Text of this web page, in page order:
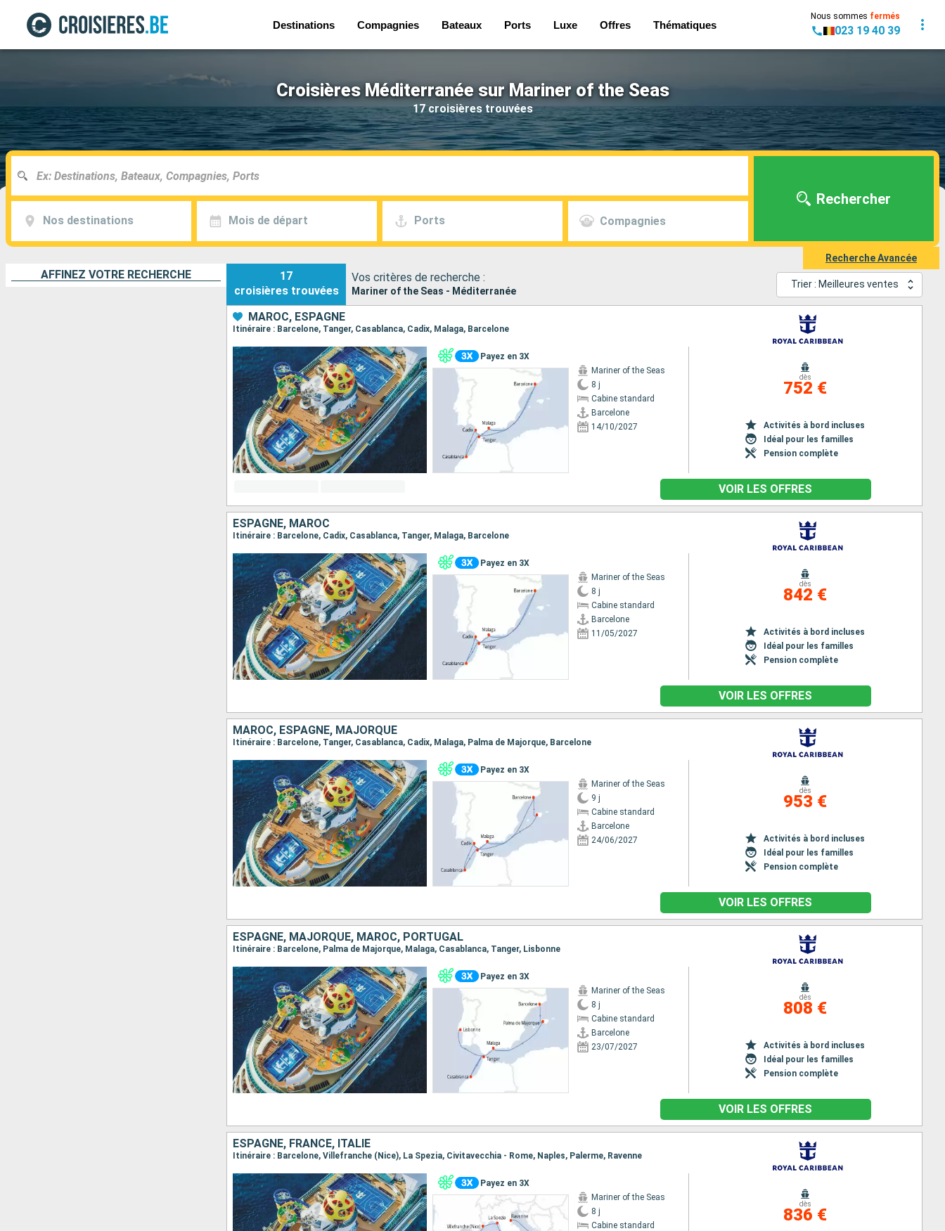
Destinations Compagnies Bateaux Ports Luxe Offres Thématiques
Nous sommes fermés
023 19 40 39
Croisières Méditerranée sur Mariner of the Seas
17 croisières trouvées
Nos destinations Mois de départ Ports Compagnies
Rechercher
Recherche Avancée
AFFINEZ VOTRE RECHERCHE
17
croisières trouvées
Vos critères de recherche :
Mariner of the Seas - Méditerranée
Trier : Meilleures ventes
MAROC, ESPAGNE
Itinéraire : Barcelone, Tanger, Casablanca, Cadix, Malaga, Barcelone
Payez en 3X
Mariner of the Seas
8 j
Cabine standard
Barcelone
14/10/2027
dès
752 €
Activités à bord incluses
Idéal pour les familles
Pension complète
VOIR LES OFFRES
ESPAGNE, MAROC
Itinéraire : Barcelone, Cadix, Casablanca, Tanger, Malaga, Barcelone
Payez en 3X
Mariner of the Seas
8 j
Cabine standard
Barcelone
11/05/2027
dès
842 €
Activités à bord incluses
Idéal pour les familles
Pension complète
VOIR LES OFFRES
MAROC, ESPAGNE, MAJORQUE
Itinéraire : Barcelone, Tanger, Casablanca, Cadix, Malaga, Palma de Majorque, Barcelone
Payez en 3X
Mariner of the Seas
9 j
Cabine standard
Barcelone
24/06/2027
dès
953 €
Activités à bord incluses
Idéal pour les familles
Pension complète
VOIR LES OFFRES
ESPAGNE, MAJORQUE, MAROC, PORTUGAL
Itinéraire : Barcelone, Palma de Majorque, Malaga, Casablanca, Tanger, Lisbonne
Payez en 3X
Mariner of the Seas
8 j
Cabine standard
Barcelone
23/07/2027
dès
808 €
Activités à bord incluses
Idéal pour les familles
Pension complète
VOIR LES OFFRES
ESPAGNE, FRANCE, ITALIE
Itinéraire : Barcelone, Villefranche (Nice), La Spezia, Civitavecchia - Rome, Naples, Palerme, Ravenne
Payez en 3X
Mariner of the Seas
8 j
Cabine standard
dès
836 €